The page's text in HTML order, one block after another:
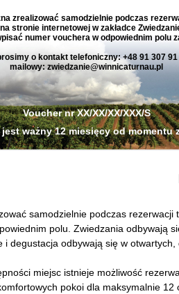
zrealizować samodzielnie podczas
stronie internetowej w zakładce
numer vouchera w odpowiednim polu
o kontakt telefoniczny: +48 91 307 91
mailowy: zwiedzanie@winnicaturnau.pl
Voucher nr XX/XX/XX/XXX/S
ważny 12 miesięcy od momentu
samodzielnie podczas rezerwacji
polu. Zwiedzania odbywają
i degustacja odbywają się w otwartych,
miejsc istnieje możliwość
pokoi dla maksymalnie